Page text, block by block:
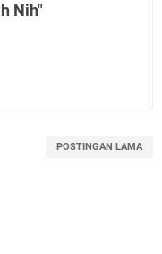
Nih"
POSTINGAN LAMA